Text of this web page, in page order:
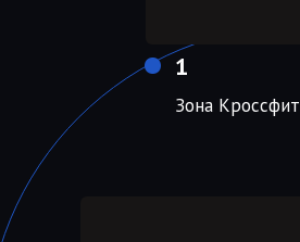
Зона Кроссфит
1